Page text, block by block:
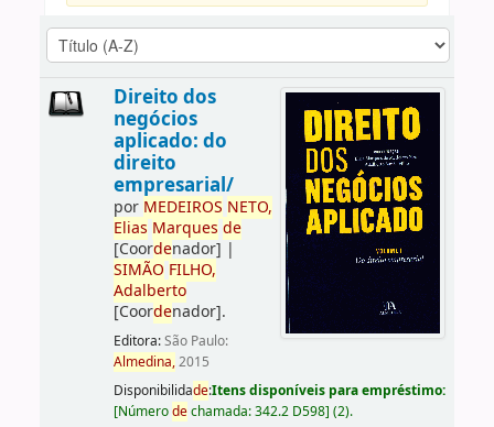
Direito dos
negócios
aplicado: do
direito
empresarial/
por MEDEIROS NETO,
Elias Marques de
[Coordenador] |
SIMÃO FILHO,
Adalberto
[Coordenador].
Editora:São Paulo:
Almedina,2015
Disponibilidade:Itens disponíveis para empréstimo:
[Númerodechamada:342.2 D598] (2).